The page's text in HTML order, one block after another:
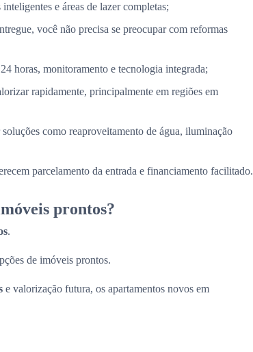
e áreas de lazer completas;
você não precisa se preocupar com reformas
horas, monitoramento e tecnologia integrada;
rapidamente, principalmente em regiões em
como reaproveitamento de água, iluminação
parcelamento da entrada e financiamento facilitado.
prontos?
.
de imóveis prontos.
e valorização futura, os apartamentos novos em